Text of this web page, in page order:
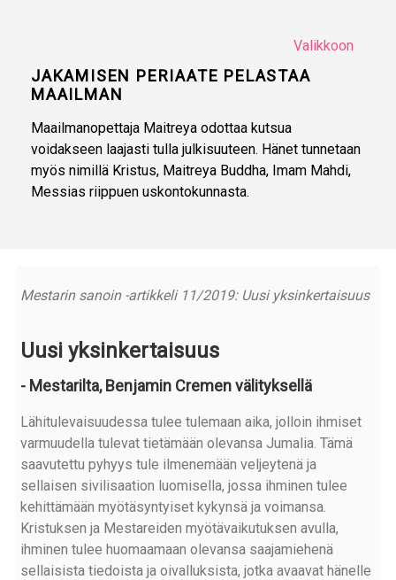
Valikkoon
JAKAMISEN PERIAATE PELASTAA
MAAILMAN
Maailmanopettaja Maitreya odottaa kutsua
voidakseen laajasti tulla julkisuuteen. Hänet tunnetaan
myös nimillä Kristus, Maitreya Buddha, Imam Mahdi,
Messias riippuen uskontokunnasta.
Mestarin sanoin -artikkeli 11/2019: Uusi yksinkertaisuus
Uusi yksinkertaisuus
- Mestarilta, Benjamin Cremen välityksellä
Lähitulevaisuudessa tulee tulemaan aika, jolloin ihmiset
varmuudella tulevat tietämään olevansa Jumalia. Tämä
saavutettu pyhyys tule ilmenemään veljeytenä ja
sellaisen sivilisaation luomisella, jossa ihminen tulee
kehittämään myötäsyntyiset kykynsä ja voimansa.
Kristuksen ja Mestareiden myötävaikutuksen avulla,
ihminen tulee huomaamaan olevansa saajamiehenä
sellaisista tiedoista ja oivalluksista, jotka avaavat hänelle